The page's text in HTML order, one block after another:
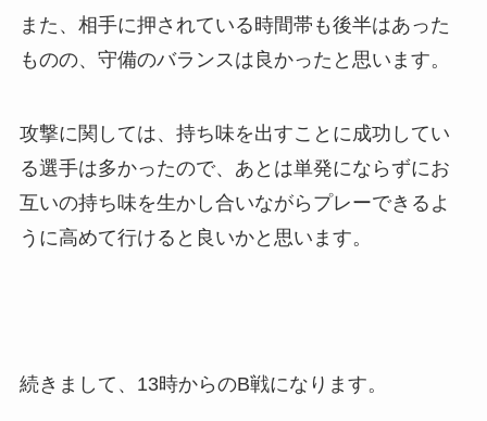
また、相手に押されている時間帯も後半はあった
ものの、守備のバランスは良かったと思います。
攻撃に関しては、持ち味を出すことに成功してい
る選手は多かったので、あとは単発にならずにお
互いの持ち味を生かし合いながらプレーできるよ
うに高めて行けると良いかと思います。
続きまして、13時からのB戦になります。